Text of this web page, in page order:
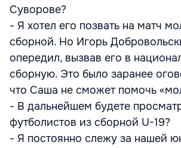
Суворове?
- Я хотел его позвать на матч
сборной. Но Игорь
опередил, вызвав его в
сборную. Это было заранее
что Саша не сможет помочь
- В дальнейшем будете
футболистов из сборной U-19?
- Я постоянно слежу за нашей